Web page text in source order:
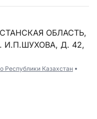
ОБЛАСТЬ,
И.П.ШУХОВА, Д. 42,
Республики Казахстан